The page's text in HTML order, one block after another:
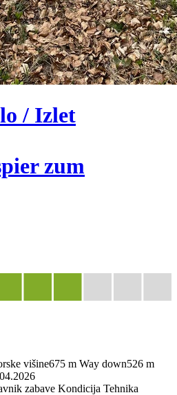
/ Izlet
zum
višine675 m Way down526 m
zabave Kondicija Tehnika